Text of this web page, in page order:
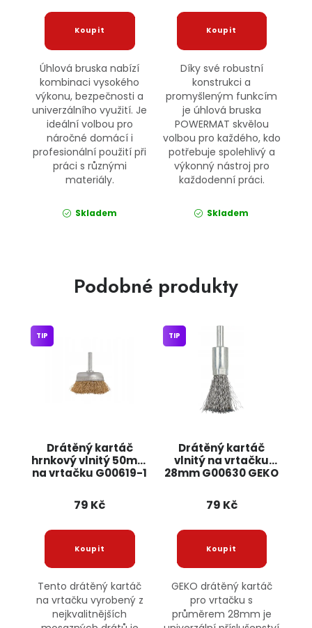
Úhlová bruska nabízí
kombinaci vysokého
výkonu, bezpečnosti a
univerzálního využití. Je
ideální volbou pro
náročné domácí i
profesionální použití při
práci s různými
materiály.
Skladem
Díky své robustní
konstrukci a
promyšleným funkcím
je úhlová bruska
POWERMAT skvělou
volbou pro každého, kdo
potřebuje spolehlivý a
výkonný nástroj pro
každodenní práci.
Skladem
Podobné produkty
Drátěný kartáč
hrnkový vlnitý 50mm
na vrtačku G00619-1
TIP
79 Kč
Tento drátěný kartáč
na vrtačku vyrobený z
nejkvalitnějších
Drátěný kartáč
vlnitý na vrtačku
28mm G00630 GEKO
TIP
79 Kč
GEKO drátěný kartáč
pro vrtačku s
průměrem 28mm je